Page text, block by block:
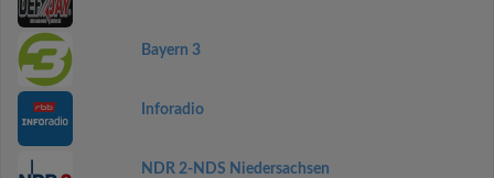
Bayern 3
Inforadio
NDR 2-NDS Niedersachsen